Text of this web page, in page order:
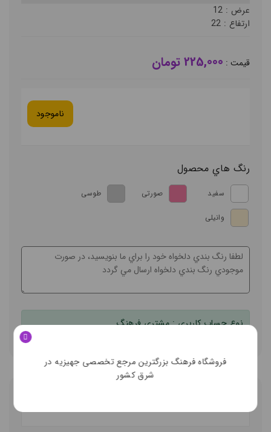
عرض :
ارتفاع :
قيمت : 225,000 تومان
ناموجود
رنگ هاي محصول
سفید صورتی طوسی
وانیلی
نوع حساب کاربري :مشتري فرهنگ
فروشگاه فرهنگ بزرگترین مرجع تخصصی جهیزیه در
شرق کشور